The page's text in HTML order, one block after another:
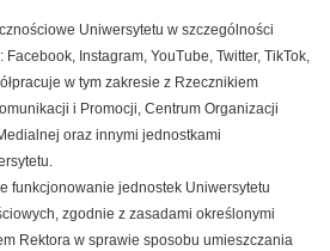
Uniwersytetu w szczególności
Instagram, YouTube, Twitter, TikTok,
w tym zakresie z Rzecznikiem
i Promocji, Centrum Organizacji
oraz innymi jednostkami
funkcjonowanie jednostek Uniwersytetu
zgodnie z zasadami określonymi
Rektora w sprawie sposobu umieszczania